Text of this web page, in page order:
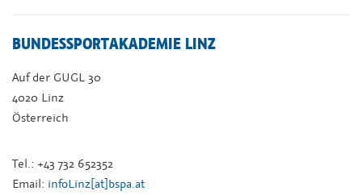
BUNDESSPORTAKADEMIE LINZ
Auf der GUGL 30
4020 Linz
Österreich
Tel.: +43 732 652352
Email: infoLinz[at]bspa.at